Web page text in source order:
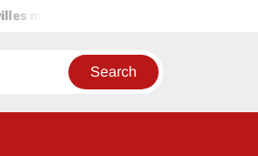
moyennes comme Vendôme pour